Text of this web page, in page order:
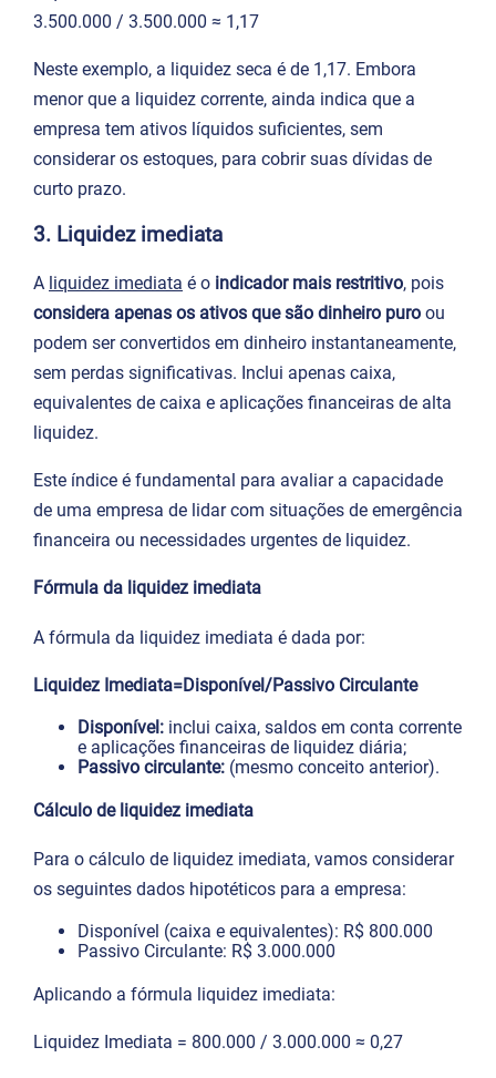
3.500.000​ / 3.500.000​ ≈ 1,17
Neste exemplo, a liquidez seca é de 1,17. Embora
menor que a liquidez corrente, ainda indica que a
empresa tem ativos líquidos suficientes, sem
considerar os estoques, para cobrir suas dívidas de
curto prazo.
3. Liquidez imediata
A liquidez imediata é o indicador mais restritivo, pois
considera apenas os ativos que são dinheiro puro ou
podem ser convertidos em dinheiro instantaneamente,
sem perdas significativas. Inclui apenas caixa,
equivalentes de caixa e aplicações financeiras de alta
liquidez.
Este índice é fundamental para avaliar a capacidade
de uma empresa de lidar com situações de emergência
financeira ou necessidades urgentes de liquidez.
Fórmula da liquidez imediata
A fórmula da liquidez imediata é dada por:
Liquidez Imediata=Disponível/Passivo Circulante​
Disponível: inclui caixa, saldos em conta corrente
e aplicações financeiras de liquidez diária;
Passivo circulante: (mesmo conceito anterior).
Cálculo de liquidez imediata
Para o cálculo de liquidez imediata, vamos considerar
os seguintes dados hipotéticos para a empresa:
Disponível (caixa e equivalentes): R$ 800.000
Passivo Circulante: R$ 3.000.000
Aplicando a fórmula liquidez imediata:
Liquidez Imediata = 800.000 / 3.000.000​ ≈ 0,27